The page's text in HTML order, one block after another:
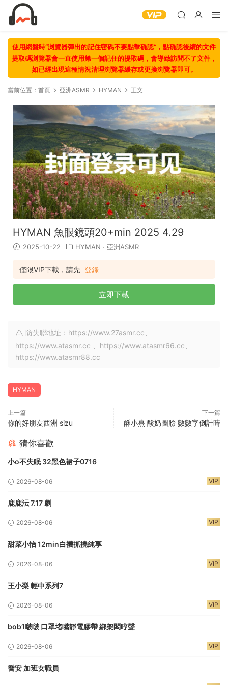
使用網盤時“浏覽器彈出的記住密碼不要點擊确認“，點确認後續的文件
提取碼浏覽器會一直使用第一個記住的提取碼，會導緻訪問不了文件，
如已經出現這種情況清理浏覽器緩存或更換浏覽器即可。
當前位置： 首頁 亞洲ASMR HYMAN 正文
HYMAN 魚眼鏡頭20+min 2025 4.29
2025-10-22 HYMAN · 亞洲ASMR
僅限VIP下載，請先 登錄
立即下載
防失聯地址：https://www.27asmr.cc、
https://www.atasmr.cc 、https://www.atasmr66.cc、
https://www.atasmr88.cc
HYMAN
上一篇
你的好朋友西洲 sizu
下一篇
酥小熹 酸奶圖臉 數數字倒計時
猜你喜歡
小o不失眠 32黑色裙子0716
2026-08-06 VIP
鹿鹿沄 7.17 劇
2026-08-06 VIP
甜菜小怡 12min白襪抓撓純享
2026-08-06 VIP
王小梨 輕中系列7
2026-08-06 VIP
bob1啵啵 口罩堵嘴靜電膠帶 綁架悶哼聲
2026-08-06 VIP
喬安 加班女職員